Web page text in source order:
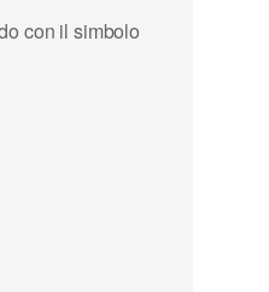
con il simbolo